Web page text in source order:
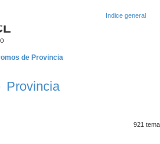
como usuario en
de Provincia
Provincia
921